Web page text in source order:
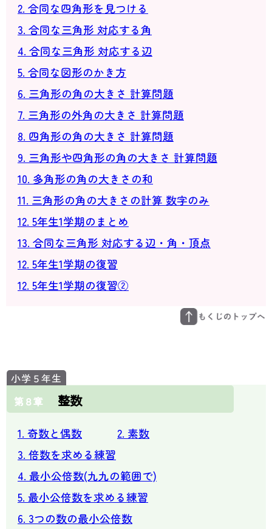
2. 合同な四角形を見つける
3. 合同な三角形 対応する角
4. 合同な三角形 対応する辺
5. 合同な図形のかき方
6. 三角形の角の大きさ 計算問題
7. 三角形の外角の大きさ 計算問題
8. 四角形の角の大きさ 計算問題
9. 三角形や四角形の角の大きさ 計算問題
10. 多角形の角の大きさの和
11. 三角形の角の大きさの計算 数字のみ
12. 5年生1学期のまとめ
13. 合同な三角形 対応する辺・角・頂点
12. 5年生1学期の復習
12. 5年生1学期の復習②
第８章 整数
1. 奇数と偶数
2. 素数
3. 倍数を求める練習
4. 最小公倍数(九九の範囲で)
5. 最小公倍数を求める練習
6. 3つの数の最小公倍数